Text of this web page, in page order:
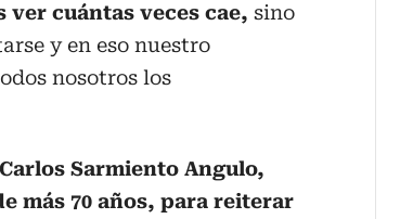
ver cuántas veces cae, sino
y en eso nuestro
nosotros los
Sarmiento Angulo,
más 70 años, para reiterar